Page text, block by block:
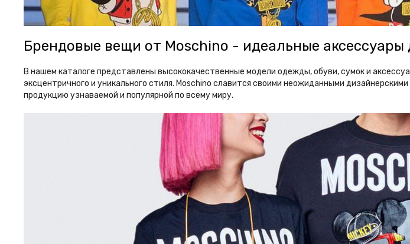
Брендовые вещи от Moschino - идеальные аксессуары
В нашем каталоге представлены высококачественные модели одежды, обуви, сумок и
эксцентричного и уникального стиля. Moschino славится своими неожиданными
продукцию узнаваемой и популярной по всему миру.